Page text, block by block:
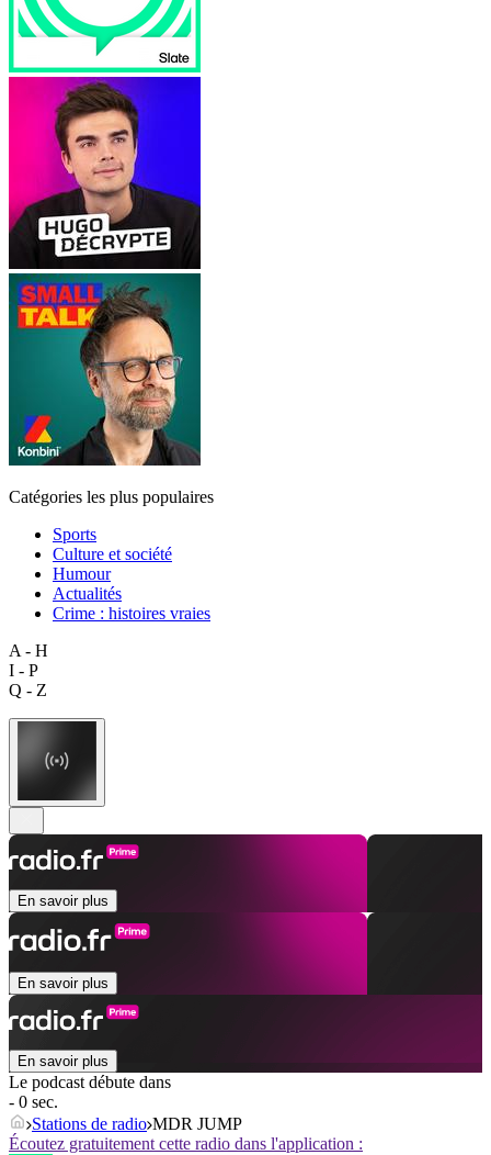
Catégories les plus populaires
Sports
Culture et société
Humour
Actualités
Crime : histoires vraies
A - H
I - P
Q - Z
En savoir plus
En savoir plus
En savoir plus
Le podcast débute dans
- 0 sec.
Stations de radio MDR JUMP
Écoutez gratuitement cette radio dans l'application :